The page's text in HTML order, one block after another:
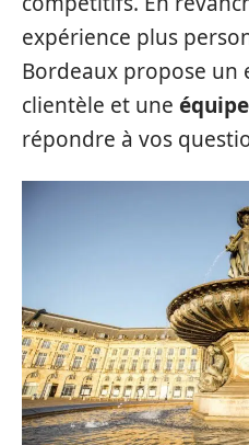
expérience plus
Bordeaux propose un
clientèle et une équipe
répondre à vos